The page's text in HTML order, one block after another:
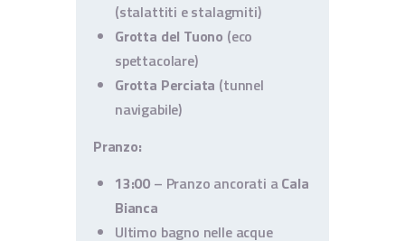
(stalattiti e stalagmiti)
Grotta del Tuono (eco
spettacolare)
Grotta Perciata (tunnel
navigabile)
Pranzo:
13:00 – Pranzo ancorati aCala
Bianca
Ultimo bagno nelle acque